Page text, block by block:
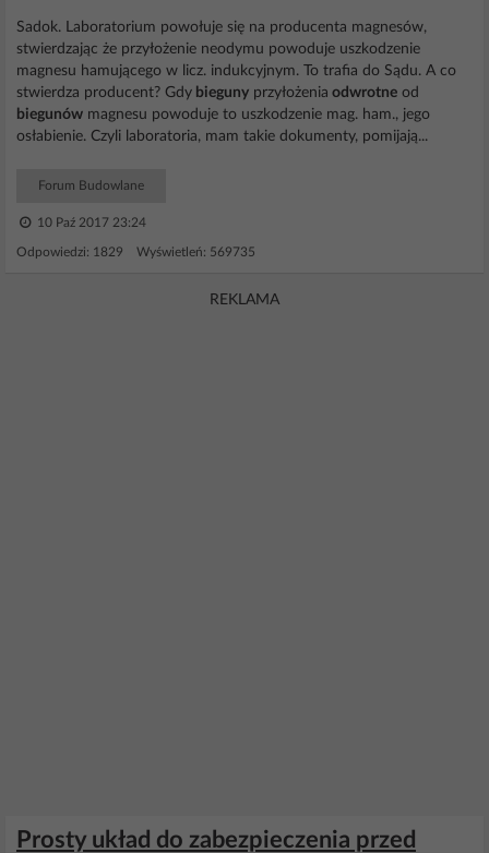
Sadok. Laboratorium powołuje się na producenta magnesów,
stwierdzając że przyłożenie neodymu powoduje uszkodzenie
magnesu hamującego w licz. indukcyjnym. To trafia do Sądu. A co
stwierdza producent? Gdy bieguny przyłożenia odwrotne od
biegunów magnesu powoduje to uszkodzenie mag. ham., jego
osłabienie. Czyli laboratoria, mam takie dokumenty, pomijają...
Forum Budowlane
10 Paź 2017 23:24
Odpowiedzi: 1829 Wyświetleń: 569735
REKLAMA
Prosty układ do zabezpieczenia przed